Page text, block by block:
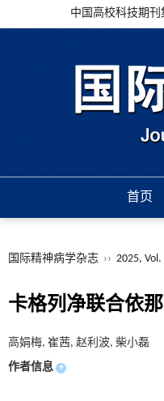
中国高校科技期刊
首页
国际精神病学杂志 ›› 2025, Vol.
卡格列净联合依
高娟梅, 崔茜, 赵利波, 柴小磊
作者信息 +